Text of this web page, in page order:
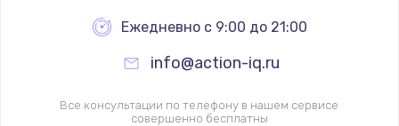
Замена термопредохранителя
700 руб.
Заказать
Ежедневно с 9:00 до 21:00
info@action-iq.ru
Все консультации по телефону в нашем сервисе
совершенно бесплатны